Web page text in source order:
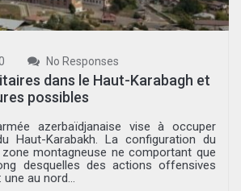
No Responses
dans le Haut-Karabagh et
possibles
azerbaïdjanaise vise à occuper
Haut-Karabakh. La configuration du
montagneuse ne comportant que
desquelles des actions offensives
au nord...